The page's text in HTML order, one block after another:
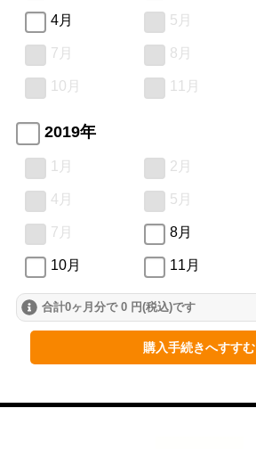
4月 5月
7月 8月
10月 11月
2019年
1月 2月
4月 5月
7月 8月
10月 11月
合計0ヶ月分で 0 円(税込)です
購入手続きへすすむ